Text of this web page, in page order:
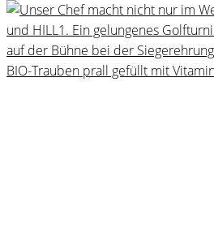
BIO-Trauben prall gefüllt mit